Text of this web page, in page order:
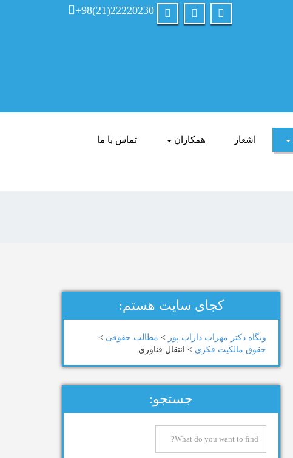
+98(21)22220230
اشعار همکاران تماس با ما
کجای سایت هستم:
وبگاه دكتر مهراب داراب پور > مطالب حقوقی >
حقوق مالکیت فکری > انتقال فناوری
جستجو: